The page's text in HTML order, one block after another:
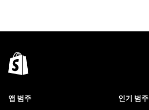
앱 범주 인기 범주